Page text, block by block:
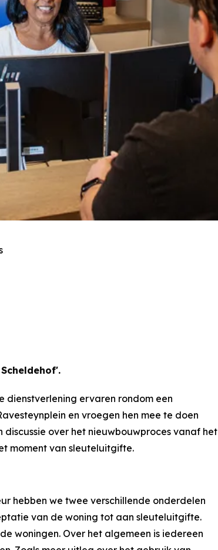
dienstverlening ervaren rondom een
en vroegen hen mee te doen
over het nieuwbouwproces vanaf het
moment van sleuteluitgifte.
hebben we twee verschillende onderdelen
van de woning tot aan sleuteluitgifte.
woningen. Over het algemeen is iedereen